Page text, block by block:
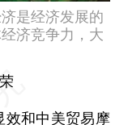
是经济发展的
济竞争力，大
和中美贸易摩